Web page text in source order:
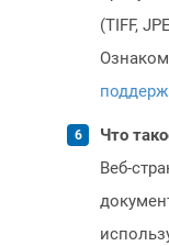
(TIFF,
Что
Веб-